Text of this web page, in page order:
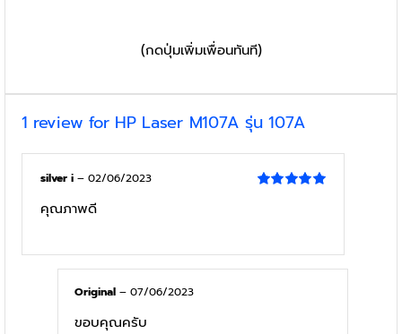
(กดปุ่มเพิ่มเพื่อนทันที)
1 review for HP Laser M107A รุ่น 107A
silver i – 02/06/2023
คุณภาพดี
Original – 07/06/2023
ขอบคุณครับ